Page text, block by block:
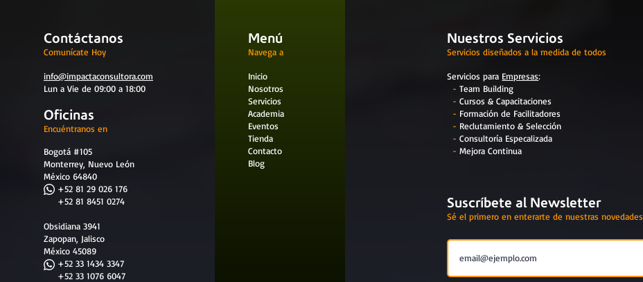
Contáctanos
Comunícate Hoy
info@impactaconsultora.com
Lun a Vie de 09:00 a 18:00
Oficinas
Encuéntranos en
Bogotá #105
Monterrey, Nuevo León
México 64840
​ +52 81 29 026 176
+52 81 8451 0274
Obsidiana 3941
Zapopan, Jalisco
México 45089
+52 33 1434 3347
+52 33 1076 6047
Menú
Navega a
Inicio
Nosotros
Servicios
Academia
Eventos
Tienda
Contacto
Blog
Nuestros Servicios
Servicios diseñados a la medida de todos
Servicios para Empresas:
- Team Building
- Cursos & Capacitaciones
- Formación de Facilitadores
- Reclutamiento & Selección
- Consultoría Especalizada
- Mejora Continua
Suscríbete al Newsletter
Sé el primero en enterarte de nuestras novedades